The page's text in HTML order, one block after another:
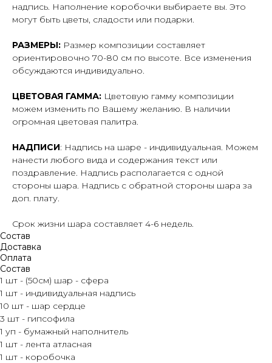
надпись. Наполнение коробочки выбираете вы. Это
могут быть цветы, сладости или подарки.
РАЗМЕРЫ: Размер композиции составляет
ориентировочно 70-80 см по высоте. Все изменения
обсуждаются индивидуально.
ЦВЕТОВАЯ ГАММА: Цветовую гамму композиции
можем изменить по Вашему желанию. В наличии
огромная цветовая палитра.
НАДПИСИ: Надпись на шаре - индивидуальная. Можем
нанести любого вида и содержания текст или
поздравление. Надпись располагается с одной
стороны шара. Надпись с обратной стороны шара за
доп. плату.
Срок жизни шара составляет 4-6 недель.
Состав
Доставка
Оплата
Состав
1 шт - (50см) шар - сфера
1 шт - индивидуальная надпись
10 шт - шар сердце
3 шт - гипсофила
1 уп - бумажный наполнитель
1 шт - лента атласная
1 шт - коробочка